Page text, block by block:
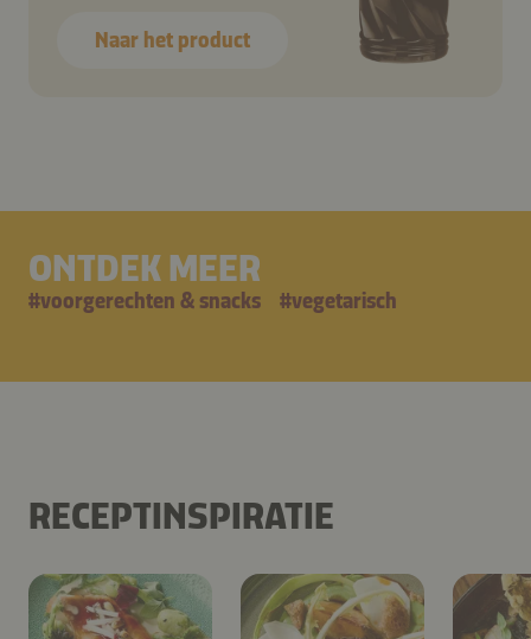
Naar het product
ONTDEK MEER
#voorgerechten & snacks #vegetarisch
RECEPTINSPIRATIE